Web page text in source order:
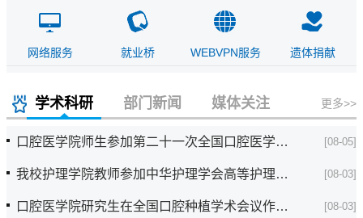
网络服务 就业桥 WEBVPN服务 遗体捐献
学术科研 部门新闻 媒体关注 更多>>
口腔医学院师生参加第二十一次全国口腔医学教育... [08-05]
我校护理学院教师参加中华护理学会高等护理教育... [08-03]
口腔医学院研究生在全国口腔种植学术会议作口头... [08-03]